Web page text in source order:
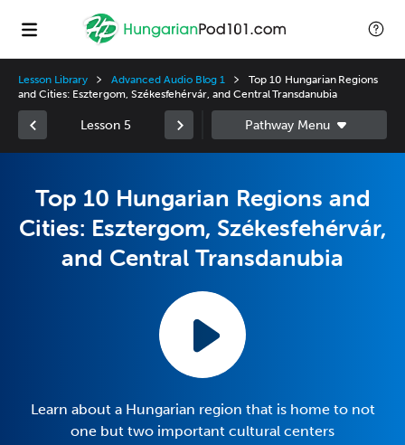
Lesson Library Advanced Audio Blog 1
Top 10 Hungarian Regions
and Cities: Esztergom, Székesfehérvár, and Central Transdanubia
Lesson 5
Top 10 Hungarian Regions and
Cities: Esztergom, Székesfehérvár,
and Central Transdanubia
Learn about a Hungarian region that is home to not
one but two important cultural centers